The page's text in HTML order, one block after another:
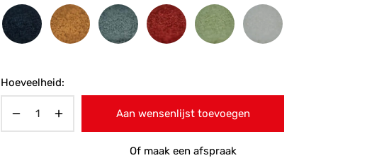
Hoeveelheid:
Aan wensenlijst toevoegen
Of maak een afspraak